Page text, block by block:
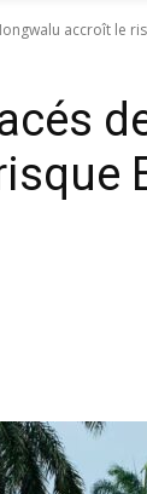
accroît le